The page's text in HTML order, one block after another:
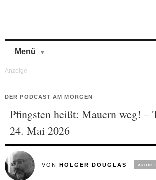
Menü
DER PODCAST AM MORGEN
Pfingsten heißt: Mauern weg! –
24. Mai 2026
VON HOLGER DOUGLAS